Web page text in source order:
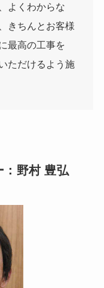
よくわからな
きちんとお客様
最高の工事を
ただけるよう施
野村 豊弘